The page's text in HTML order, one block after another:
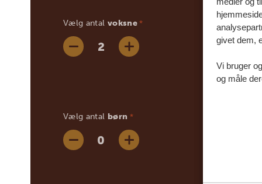
givet dem,
Vi bruger
og måle
Vælg antal voksne *
Vælg antal børn *